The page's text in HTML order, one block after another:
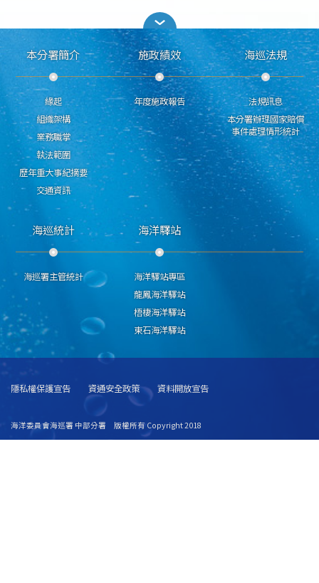
本分署簡介
緣起
組織架構
業務職掌
執法範圍
歷年重大事紀摘要
交通資訊
施政績效
年度施政報告
海巡法規
法規訊息
本分署辦理國家賠償
事件處理情形統計
海巡統計
海巡署主管統計
海洋驛站
海洋驛站專區
龍鳳海洋驛站
梧棲海洋驛站
東石海洋驛站
隱私權保護宣告 資通安全政策 資料開放宣告
海洋委員會海巡署 中部分署 版權所有 Copyright 2018
地址：436040臺中市清水區八德路三段300號 聯絡電話：886-4-26582545